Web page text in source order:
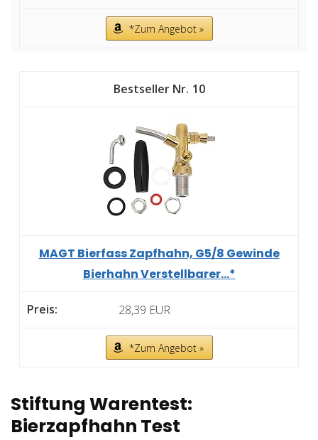
*Zum Angebot »
10
MAGT Bierfass Zapfhahn, G5/8 Gewinde
Bierhahn Verstellbarer...*
28,39 EUR
*Zum Angebot »
Stiftung Warentest:
Bierzapfhahn Test